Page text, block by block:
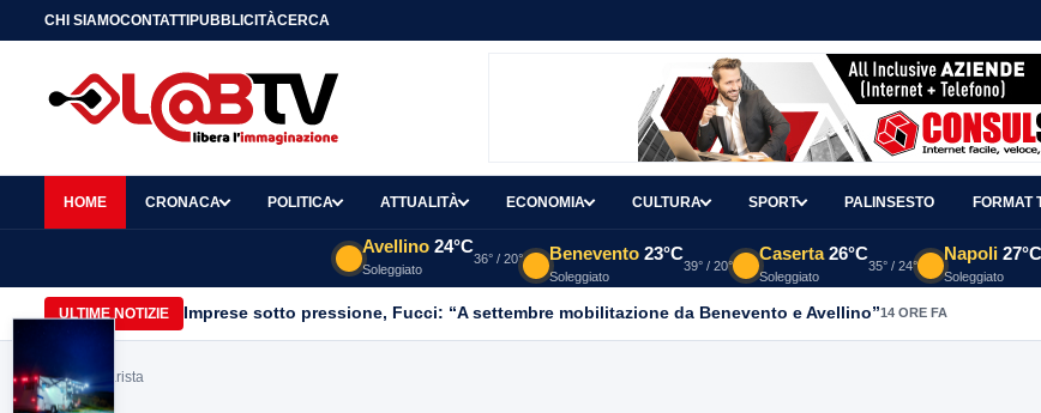
CHI SIAMOCONTATTIPUBBLICITÀCERCA
HOME CRONACA POLITICA ATTUALITÀ ECONOMIA CULTURA SPORT PALINSESTO FORMAT
Avellino 24°C
Soleggiato
36° / 20° Benevento 23°C
Soleggiato
39° / 20°
Caserta 26°C
Soleggiato
35° / 24°
Napoli 27°C
Soleggiato
ULTIME NOTIZIE Imprese sotto pressione, Fucci: “A settembre mobilitazione da Benevento e Avellino”14 ORE FA
Home> barista